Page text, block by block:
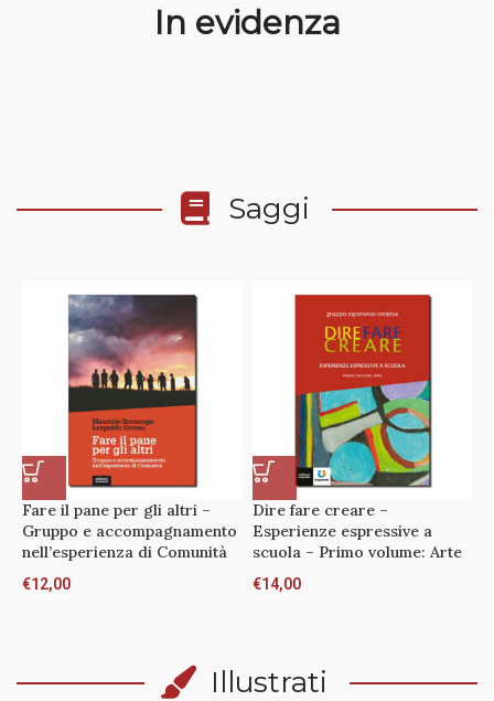
In evidenza
Saggi
Fare il pane per gli altri –
Gruppo e accompagnamento
nell’esperienza di Comunità
€12,00
Dire fare creare –
Esperienze espressive a
scuola – Primo volume: Arte
€14,00
Illustrati